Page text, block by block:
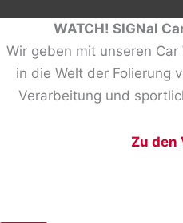
WATCH! SIGNal
Wir geben mit unseren
in die Welt der Folierung
Verarbeitung und
Zu den